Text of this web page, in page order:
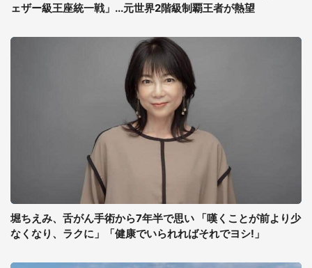
ェザー級王座統一戦」...元世界2階級制覇王者が熱望
堀ちえみ、舌がん手術から7年半で思い 「嘆くことが前より少
なくなり、ラクに」「健康でいられればそれでヨシ!」